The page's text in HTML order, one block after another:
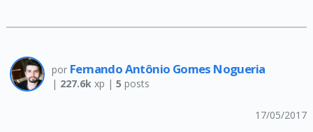
por Fernando Antônio Gomes Nogueria
| 227.6kxp | 5 posts
17/05/2017